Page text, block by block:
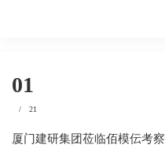
01
/ 21
厦门建研集团莅临佰模伝考察